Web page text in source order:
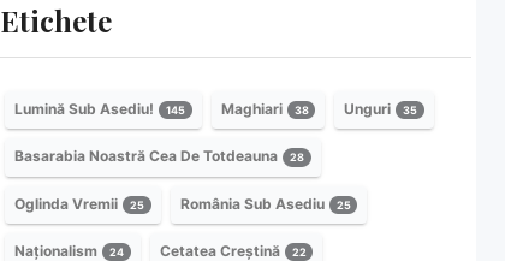
Etichete
Lumină Sub Asediu! 145 Maghiari 38 Unguri 35
Basarabia Noastră Cea De Totdeauna 28
Oglinda Vremii 25 România Sub Asediu 25
Naționalism 24 Cetatea Creștină 22